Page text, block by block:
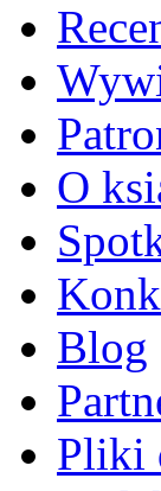
O
Blog
Pliki